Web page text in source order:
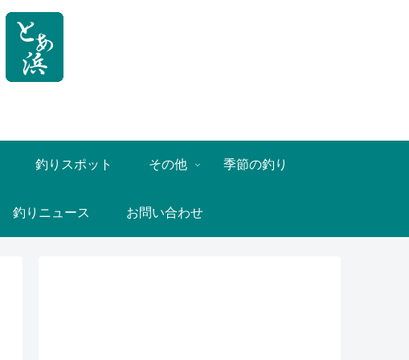
釣りスポット その他 季節の釣り
釣りニュース お問い合わせ